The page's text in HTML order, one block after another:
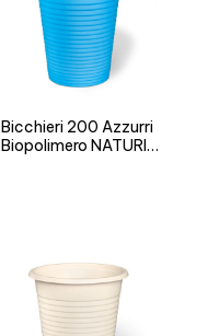
Bicchieri 200 Azzurri
Biopolimero NATURIA